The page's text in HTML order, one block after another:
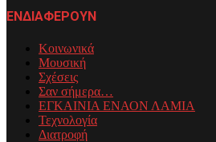
ΕΝΔΙΑΦΕΡΟΥΝ
Κοινωνικά
Μουσική
Σχέσεις
Σαν σήμερα…
ΕΓΚΑΙΝΙΑ ΕΝΑΟΝ ΛΑΜΙΑ
Τεχνολογία
Διατροφή